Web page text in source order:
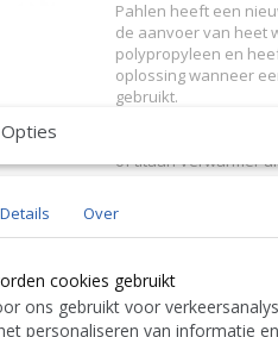
Pahlen heeft een
de aanvoer van heet
polypropyleen en
oplossing wanneer
gebruikt.
Eigenschappen 3
of titaan Verwarmer
Maximale
Zwembad capaciteit
Link naar de
Details Over
cookies gebruikt
ons gebruikt voor
personaliseren van informatie